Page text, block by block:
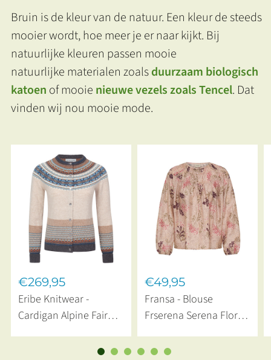
Bruin is de kleur van de natuur. Een kleur de steeds
mooier wordt, hoe meer je er naar kijkt. Bij
natuurlijke kleuren passen mooie
natuurlijke materialen zoalsduurzaam biologisch
katoen of mooie nieuwe vezels zoals Tencel. Dat
vinden wij nou mooie mode.
€269,95
Eribe Knitwear -
Cardigan Alpine Fair
€49,95
Fransa - Blouse
Frserena Serena Floral